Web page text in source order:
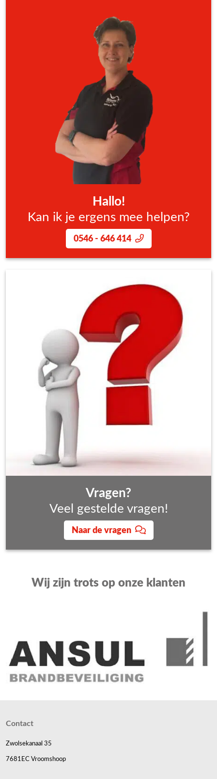
Hallo!
Kan ik je ergens mee helpen?
0546 - 646 414
Vragen?
Veel gestelde vragen!
Naar de vragen
Wij zijn trots op onze klanten
Contact
Zwolsekanaal 35
7681EC Vroomshoop